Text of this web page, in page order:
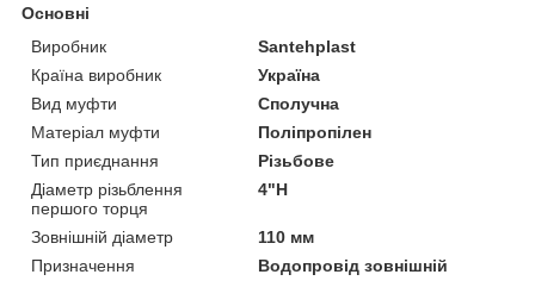
Основні
Виробник
Santehplast
Країна виробник
Україна
Вид муфти
Сполучна
Матеріал муфти
Поліпропілен
Тип приєднання
Різьбове
Діаметр різьблення
першого торця
4"Н
Зовнішній діаметр
110 мм
Призначення
Водопровід зовнішній